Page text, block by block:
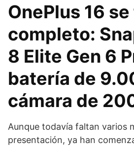
OnePlus 16
completo:
8 Elite Gen 6
batería de
cámara de
Aunque todavía faltan varios
presentación, ya han